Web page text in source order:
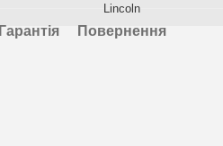
Lincoln
Гарантія Повернення